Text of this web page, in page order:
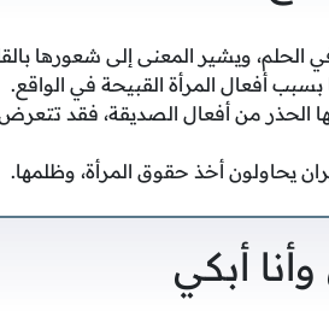
ويشير المعنى إلى شعورها
بسبب أفعال المرأة القبيحة في الواقع.
الحذر من أفعال الصديقة، فقد تتعرض
يحاولون أخذ حقوق المرأة، وظلمها.
أبكي